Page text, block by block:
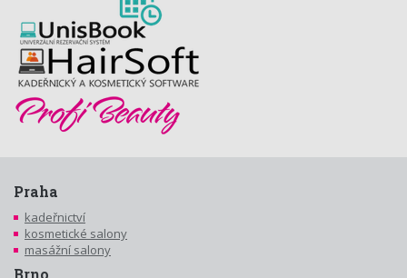
Praha
kadeřnictví
kosmetické salony
masážní salony